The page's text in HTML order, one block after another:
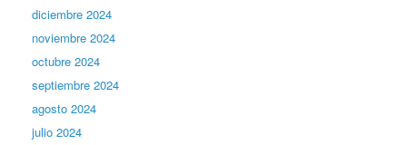
diciembre 2024
noviembre 2024
octubre 2024
septiembre 2024
agosto 2024
julio 2024